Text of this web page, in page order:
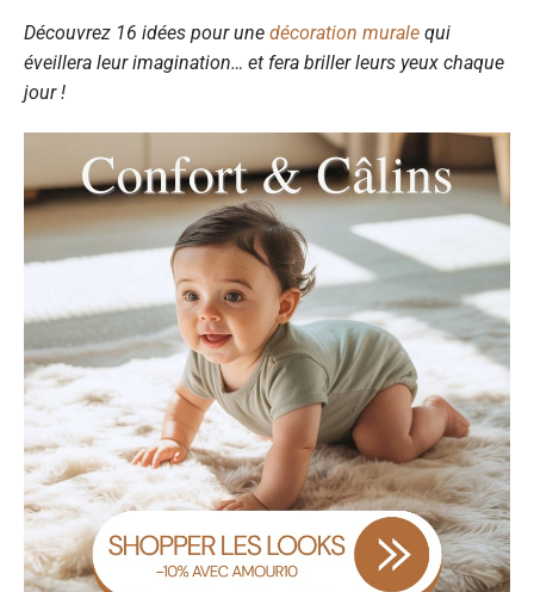
Découvrez 16 idées pour une décoration murale qui
éveillera leur imagination… et fera briller leurs yeux chaque
jour !